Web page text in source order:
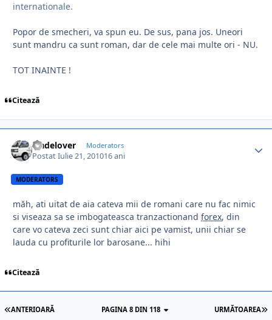
internationale.
Popor de smecheri, va spun eu. De sus, pana jos. Uneori
sunt mandru ca sunt roman, dar de cele mai multe ori - NU.
TOT INAINTE !
Citează
tradelover Moderators
PostatIulie 21, 201016 ani
MODERATORS
măh, ati uitat de aia cateva mii de romani care nu fac nimic
si viseaza sa se imbogateasca tranzactionand forex, din
care vo cateva zeci sunt chiar aici pe vamist, unii chiar se
lauda cu profiturile lor barosane... hihi
Citează
ANTERIOARĂ URMĂTOAREA
PAGINA 8 DIN 118